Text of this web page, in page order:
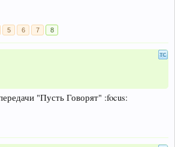
5 6 7 8
"Пусть Говорят" :focus: